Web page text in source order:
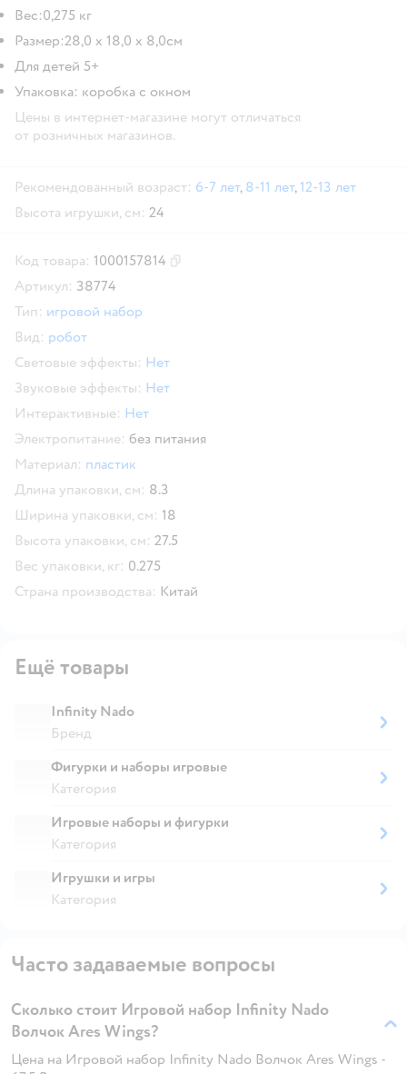
Вес:0,275 кг
Размер:28,0 х 18,0 x 8,0см
Для детей 5+
Упаковка: коробка с окном
Цены в интернет-магазине могут отличаться
от розничных магазинов.
Рекомендованный возраст: 6-7 лет, 8-11 лет,12-13 лет
Высота игрушки, см: 24
Код товара: 1000157814
Артикул: 38774
Тип: игровой набор
Вид: робот
Световые эффекты: Нет
Звуковые эффекты: Нет
Интерактивные: Нет
Электропитание: без питания
Материал: пластик
Длина упаковки, см: 8.3
Ширина упаковки, см: 18
Высота упаковки, см: 27.5
Вес упаковки, кг: 0.275
Страна производства: Китай
Ещё товары
Infinity Nado
Бренд
Фигурки и наборы игровые
Категория
Игровые наборы и фигурки
Категория
Игрушки и игры
Категория
Часто задаваемые вопросы
Сколько стоит Игровой набор Infinity Nado
Волчок Ares Wings?
Цена на Игровой набор Infinity Nado Волчок Ares Wings -